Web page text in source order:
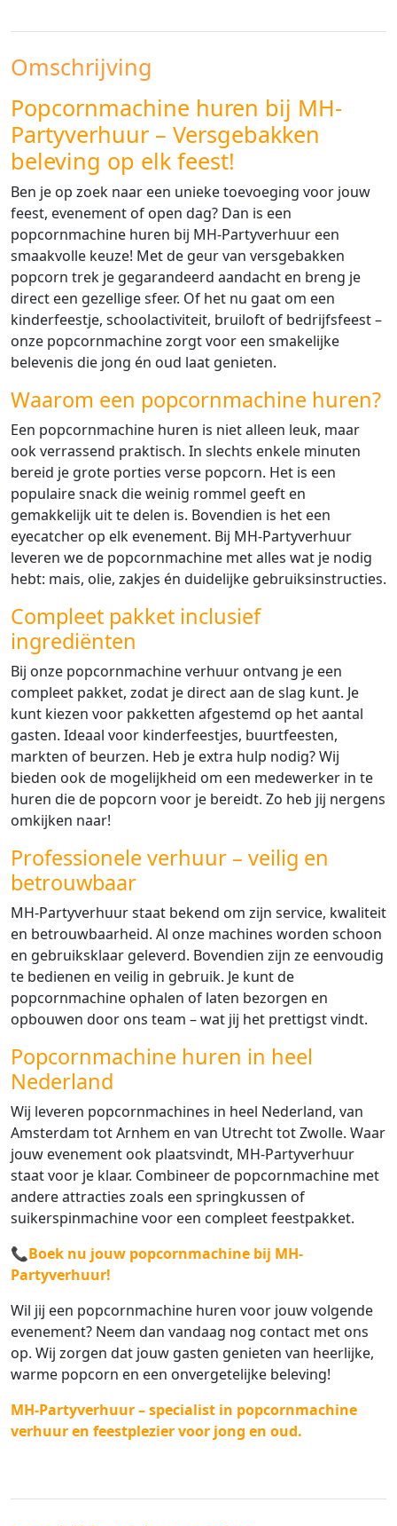
Omschrijving
Popcornmachine huren bij MH-
Partyverhuur – Versgebakken
beleving op elk feest!
Ben je op zoek naar een unieke toevoeging voor jouw
feest, evenement of open dag? Dan is een
popcornmachine huren bij MH-Partyverhuur een
smaakvolle keuze! Met de geur van versgebakken
popcorn trek je gegarandeerd aandacht en breng je
direct een gezellige sfeer. Of het nu gaat om een
kinderfeestje, schoolactiviteit, bruiloft of bedrijfsfeest –
onze popcornmachine zorgt voor een smakelijke
belevenis die jong én oud laat genieten.
Waarom een popcornmachine huren?
Een popcornmachine huren is niet alleen leuk, maar
ook verrassend praktisch. In slechts enkele minuten
bereid je grote porties verse popcorn. Het is een
populaire snack die weinig rommel geeft en
gemakkelijk uit te delen is. Bovendien is het een
eyecatcher op elk evenement. Bij MH-Partyverhuur
leveren we de popcornmachine met alles wat je nodig
hebt: mais, olie, zakjes én duidelijke gebruiksinstructies.
Compleet pakket inclusief
ingrediënten
Bij onze popcornmachine verhuur ontvang je een
compleet pakket, zodat je direct aan de slag kunt. Je
kunt kiezen voor pakketten afgestemd op het aantal
gasten. Ideaal voor kinderfeestjes, buurtfeesten,
markten of beurzen. Heb je extra hulp nodig? Wij
bieden ook de mogelijkheid om een medewerker in te
huren die de popcorn voor je bereidt. Zo heb jij nergens
omkijken naar!
Professionele verhuur – veilig en
betrouwbaar
MH-Partyverhuur staat bekend om zijn service, kwaliteit
en betrouwbaarheid. Al onze machines worden schoon
en gebruiksklaar geleverd. Bovendien zijn ze eenvoudig
te bedienen en veilig in gebruik. Je kunt de
popcornmachine ophalen of laten bezorgen en
opbouwen door ons team – wat jij het prettigst vindt.
Popcornmachine huren in heel
Nederland
Wij leveren popcornmachines in heel Nederland, van
Amsterdam tot Arnhem en van Utrecht tot Zwolle. Waar
jouw evenement ook plaatsvindt, MH-Partyverhuur
staat voor je klaar. Combineer de popcornmachine met
andere attracties zoals een springkussen of
suikerspinmachine voor een compleet feestpakket.
📞Boek nu jouw popcornmachine bij MH-
Partyverhuur!
Wil jij een popcornmachine huren voor jouw volgende
evenement? Neem dan vandaag nog contact met ons
op. Wij zorgen dat jouw gasten genieten van heerlijke,
warme popcorn en een onvergetelijke beleving!
MH-Partyverhuur – specialist in popcornmachine
verhuur en feestplezier voor jong en oud.